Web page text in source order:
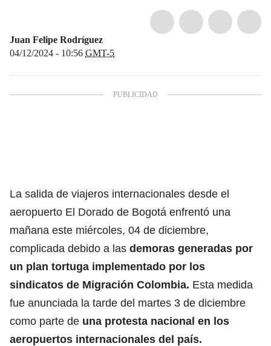
Juan Felipe Rodríguez
04/12/2024 - 10:56 GMT-5
La salida de viajeros internacionales desde el
aeropuerto El Dorado de Bogotá enfrentó una
mañana este miércoles, 04 de diciembre,
complicada debido a las demoras generadas por
un plan tortuga implementado por los
sindicatos de Migración Colombia. Esta medida
fue anunciada la tarde del martes 3 de diciembre
como parte de una protesta nacional en los
aeropuertos internacionales del país.